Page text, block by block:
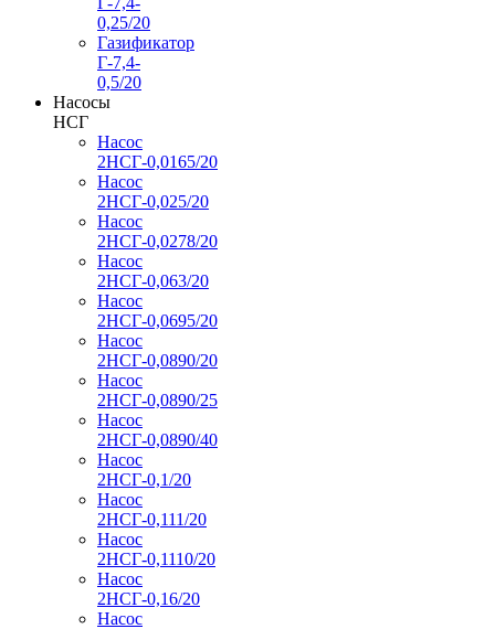
0,25/20
Газификатор
Г-7,4-
0,5/20
Насосы
НСГ
Насос
2НСГ-0,0165/20
Насос
2НСГ-0,025/20
Насос
2НСГ-0,0278/20
Насос
2НСГ-0,063/20
Насос
2НСГ-0,0695/20
Насос
2НСГ-0,0890/20
Насос
2НСГ-0,0890/25
Насос
2НСГ-0,0890/40
Насос
2НСГ-0,1/20
Насос
2НСГ-0,111/20
Насос
2НСГ-0,1110/20
Насос
2НСГ-0,16/20
Насос